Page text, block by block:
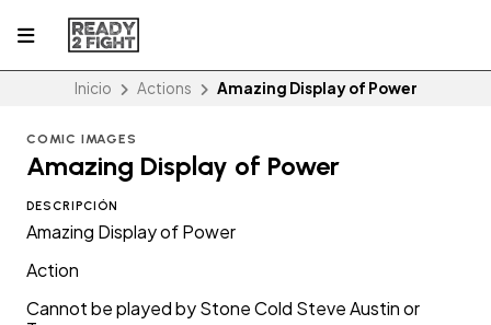
Inicio Actions Amazing Display of Power
COMIC IMAGES
Amazing Display of Power
DESCRIPCIÓN
Amazing Display of Power
Action
Cannot be played by Stone Cold Steve Austin or